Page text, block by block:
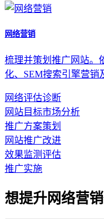
网络营销
梳理并策划推广网站。
化、SEM搜索引擎营销
网络评估诊断
网站目标市场分析
推广方案策划
网站推广改进
效果监测评估
推广实施
想提升网络营